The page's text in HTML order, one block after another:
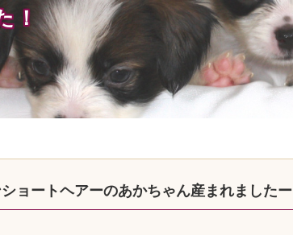
！
ョートヘアーのあかちゃん産まれましたー